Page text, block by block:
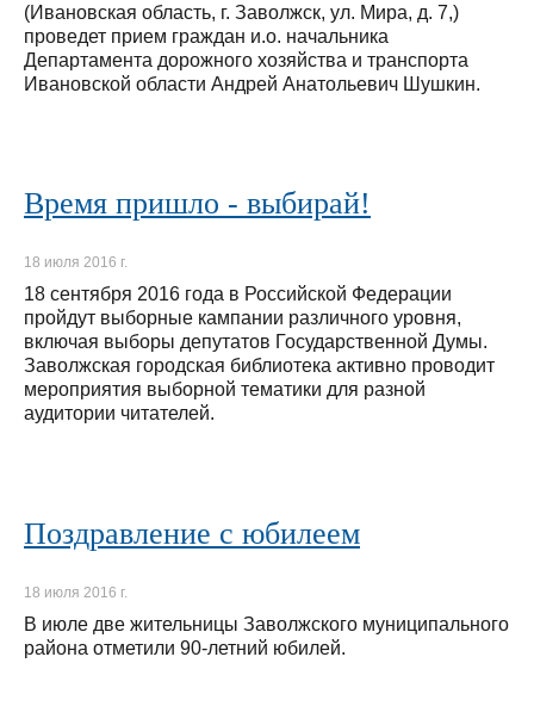
(Ивановская область, г. Заволжск, ул. Мира, д. 7,)
проведет прием граждан и.о. начальника
Департамента дорожного хозяйства и транспорта
Ивановской области Андрей Анатольевич Шушкин.
Время пришло - выбирай!
18 июля 2016 г.
18 сентября 2016 года в Российской Федерации
пройдут выборные кампании различного уровня,
включая выборы депутатов Государственной Думы.
Заволжская городская библиотека активно проводит
мероприятия выборной тематики для разной
аудитории читателей.
Поздравление с юбилеем
18 июля 2016 г.
В июле две жительницы Заволжского муниципального
района отметили 90-летний юбилей.